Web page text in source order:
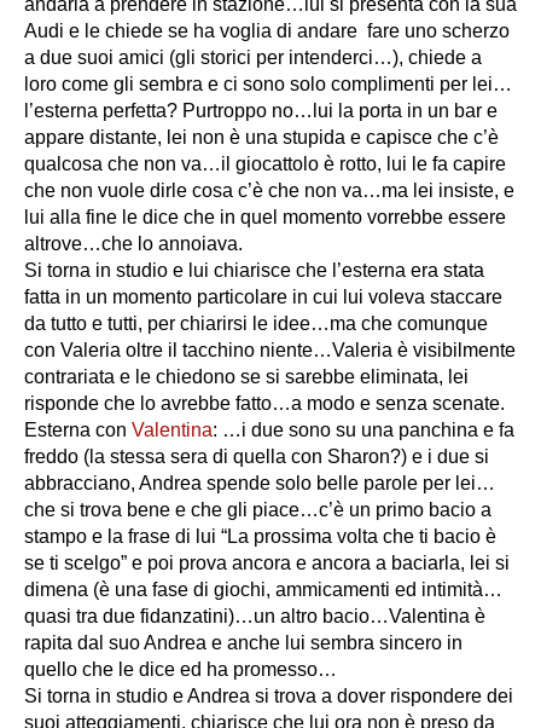
andarla a prendere in stazione…lui si presenta con la sua
Audi e le chiede se ha voglia di andare fare uno scherzo
a due suoi amici (gli storici per intenderci…), chiede a
loro come gli sembra e ci sono solo complimenti per lei…
l’esterna perfetta? Purtroppo no…lui la porta in un bar e
appare distante, lei non è una stupida e capisce che c’è
qualcosa che non va…il giocattolo è rotto, lui le fa capire
che non vuole dirle cosa c’è che non va…ma lei insiste, e
lui alla fine le dice che in quel momento vorrebbe essere
altrove…che lo annoiava.
Si torna in studio e lui chiarisce che l’esterna era stata
fatta in un momento particolare in cui lui voleva staccare
da tutto e tutti, per chiarirsi le idee…ma che comunque
con Valeria oltre il tacchino niente…Valeria è visibilmente
contrariata e le chiedono se si sarebbe eliminata, lei
risponde che lo avrebbe fatto…a modo e senza scenate.
Esterna con Valentina: …i due sono su una panchina e fa
freddo (la stessa sera di quella con Sharon?) e i due si
abbracciano, Andrea spende solo belle parole per lei…
che si trova bene e che gli piace…c’è un primo bacio a
stampo e la frase di lui “La prossima volta che ti bacio è
se ti scelgo” e poi prova ancora e ancora a baciarla, lei si
dimena (è una fase di giochi, ammicamenti ed intimità…
quasi tra due fidanzatini)…un altro bacio…Valentina è
rapita dal suo Andrea e anche lui sembra sincero in
quello che le dice ed ha promesso…
Si torna in studio e Andrea si trova a dover rispondere dei
suoi atteggiamenti, chiarisce che lui ora non è preso da